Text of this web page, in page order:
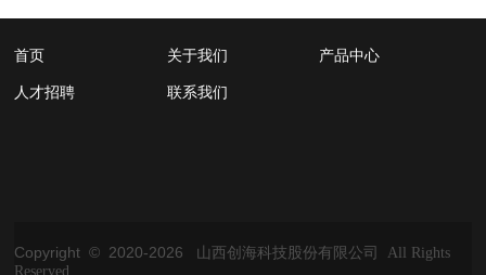
首页 关于我们 产品中心
人才招聘 联系我们
Copyright © 2020-2026
山西创海科技股份有限公司 All Rights
Reserved.